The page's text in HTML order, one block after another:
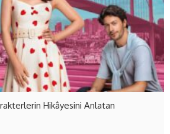
Hikâyesini Anlatan